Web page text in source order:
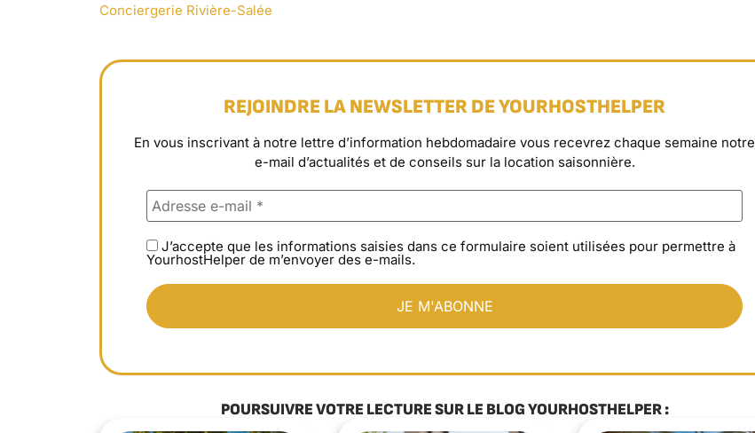
Conciergerie Rivière-Salée
REJOINDRE LA NEWSLETTER DE YOURHOSTHELPER
En vous inscrivant à notre lettre d’information hebdomadaire vous recevrez chaque semaine notre
e-mail d’actualités et de conseils sur la location saisonnière.
J’accepte que les informations saisies dans ce formulaire soient utilisées pour permettre à
YourhostHelper de m’envoyer des e-mails.
POURSUIVRE VOTRE LECTURE SUR LE BLOG YOURHOSTHELPER :